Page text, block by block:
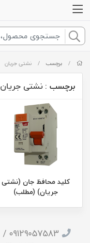
/ برچسب / نشتی جریان
برچسب : نشتی جریان
کلید محافظ جان (نشتی
جریان) (مطلب)